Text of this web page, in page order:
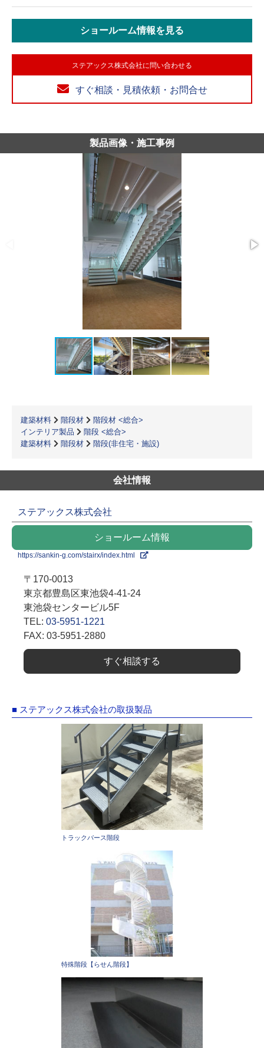
ショールーム情報を見る
ステアックス株式会社に問い合わせる
すぐ相談・見積依頼・お問合せ
製品画像・施工事例
建築材料 階段材
階段材 <総合>
インテリア製品
階段 <総合>
建築材料
階段材 階段(非住宅・施設)
会社情報
ステアックス株式会社
ショールーム情報
https://sankin-g.com/stairx/index.html
〒170-0013
東京都豊島区東池袋4-41-24
東池袋センタービル5F
TEL: 03-5951-1221
FAX: 03-5951-2880
すぐ相談する
■ ステアックス株式会社の取扱製品
トラックバース階段
特殊階段【らせん階段】